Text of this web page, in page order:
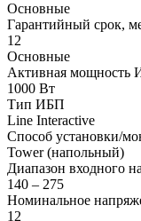
Основные
Гарантийный срок,
12
Основные
Активная мощность
1000 Вт
Тип ИБП
Line Interactive
Способ установки/
Tower (напольный)
Диапазон входного
140 – 275
Номинальное
12